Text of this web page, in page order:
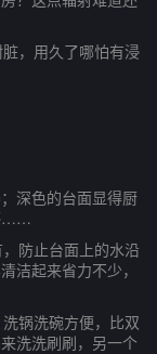
，用久了哪怕有浸
深色的台面显得厨
……
防止台面上的水沿
洁起来省力不少，
锅洗碗方便，比双
洗洗刷刷，另一个